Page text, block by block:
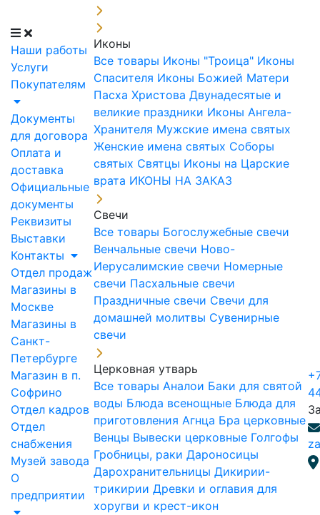
Наши работы
Услуги
Покупателям
Документы
для договора
Оплата и
доставка
Официальные
документы
Реквизиты
Выставки
Контакты
Отдел продаж
Магазины в
Москве
Магазины в
Санкт-
Петербурге
Магазин в п.
Софрино
Отдел кадров
Отдел
снабжения
Музей завода
О
предприятии
Иконы
Все товары Иконы "Троица" Иконы
Спасителя Иконы Божией Матери
Пасха Христова Двунадесятые и
великие праздники Иконы Ангела-
Хранителя Мужские имена святых
Женские имена святых Соборы
святых Святцы Иконы на Царские
врата ИКОНЫ НА ЗАКАЗ
Свечи
Все товары Богослужебные свечи
Венчальные свечи Ново-
Иерусалимские свечи Номерные
свечи Пасхальные свечи
Праздничные свечи Свечи для
домашней молитвы Сувенирные
свечи
Церковная утварь
Все товары Аналои Баки для святой
воды Блюда всенощные Блюда для
приготовления Агнца Бра церковные
Венцы Вывески церковные Голгофы
Гробницы, раки Дароносицы
Дарохранительницы Дикирии-
трикирии Древки и оглавия для
хоругви и крест-икон